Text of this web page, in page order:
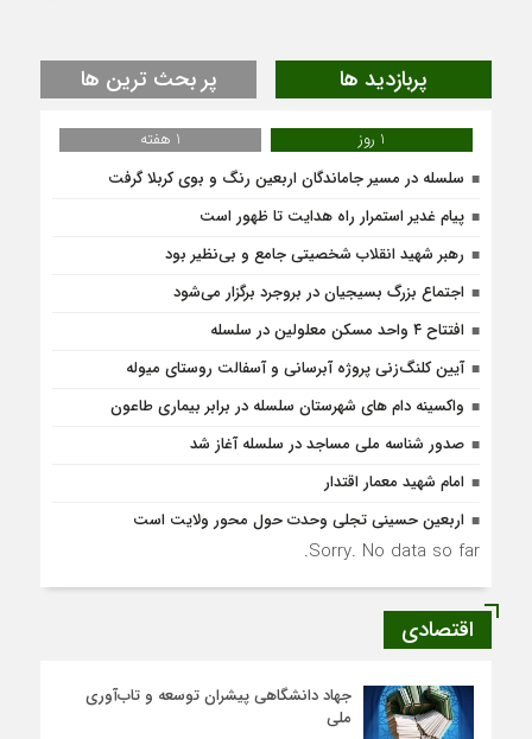
پربازدید ها پر بحث ترین ها
1 روز
1 هفته
سلسله در مسیر جاماندگان اربعین رنگ و بوی کربلا گرفت
پیام غدیر استمرار راه هدایت تا ظهور است
رهبر شهید انقلاب شخصیتی جامع و بی‌نظیر بود
اجتماع بزرگ بسیجیان در بروجرد برگزار می‌شود
افتتاح ۴ واحد مسکن معلولین در سلسله
آیین کلنگ‌زنی پروژه آبرسانی و آسفالت روستای میوله
واکسینه دام های شهرستان سلسله در برابر بیماری طاعون
صدور شناسه ملی مساجد در سلسله آغاز شد
امام شهید معمار اقتدار
اربعین حسینی تجلی وحدت حول محور ولایت است
Sorry. No data so far.
اقتصادی
جهاد دانشگاهی پیشران توسعه و تاب‌آوری
ملی